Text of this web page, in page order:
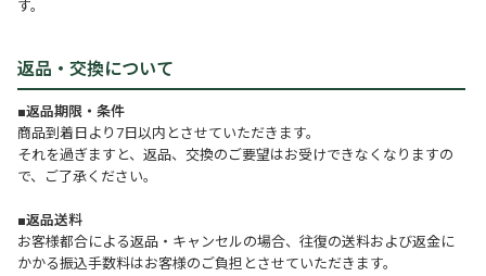
す。
返品・交換について
■返品期限・条件
商品到着日より7日以内とさせていただきます。
それを過ぎますと、返品、交換のご要望はお受けできなくなりますの
で、ご了承ください。
■返品送料
お客様都合による返品・キャンセルの場合、往復の送料および返金に
かかる振込手数料はお客様のご負担とさせていただきます。